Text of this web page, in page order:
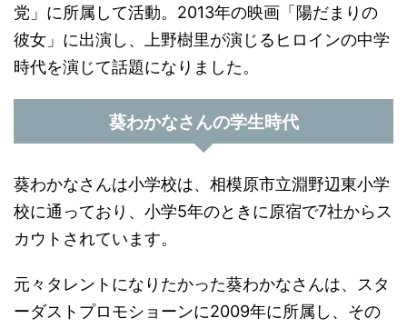
党」に所属して活動。2013年の映画「陽だまりの
彼女」に出演し、上野樹里が演じるヒロインの中学
時代を演じて話題になりました。
葵わかなさんの学生時代
葵わかなさんは小学校は、相模原市立淵野辺東小学
校に通っており、小学5年のときに原宿で7社からス
カウトされています。
元々タレントになりたかった葵わかなさんは、スタ
ーダストプロモショーンに2009年に所属し、その